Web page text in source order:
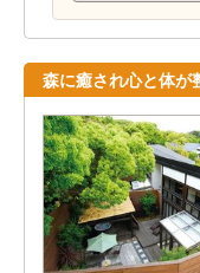
森に癒され心と体が